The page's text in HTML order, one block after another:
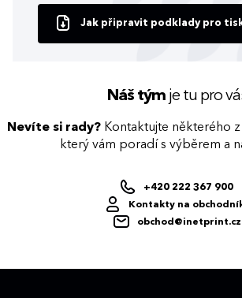
Jak připravit podklady pro
Náš týmje tu pro
Nevíte si rady? Kontaktujte některého
který vám poradí s výběrem a
+420 222 367 900
Kontakty na
obchod@inetprint.cz